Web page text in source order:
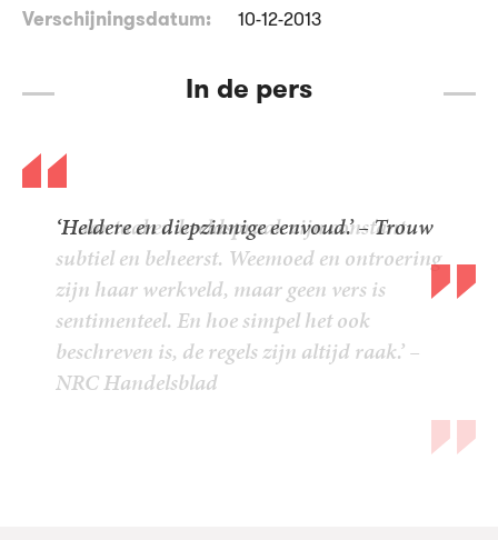
Verschijningsdatum:
10-12-2013
In de pers
‘Heldere en diepzinnige eenvoud.’ – Trouw